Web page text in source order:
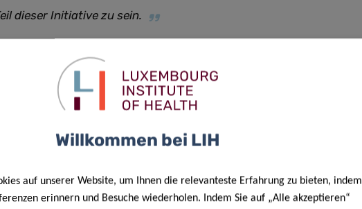
dieser Initiative zu sein.
seiner Frau und all unseren Spendern sehr dankbar.
Bereichen weiter voranzutreiben. Diese
und ein Symbol für die kollektiven
vorantreiben
die nun in der Eingangshalle des LCTR zu
wie den Kreckés, sondern symbolisiert auch
der Förderung der translationalen Forschung.
Willkommen bei LIH
auf unserer Website, um Ihnen die relevanteste Erfahrung zu bieten, indem
erinnern und Besuche wiederholen. Indem Sie auf „Alle akzeptieren“